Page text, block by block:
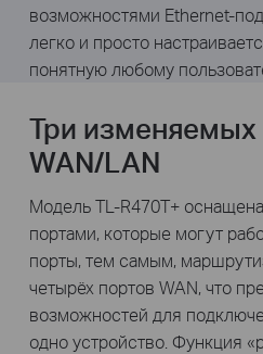
возможностями Ethernet-
легко и просто
понятную любому
Три изменяемых
WAN/LAN
Модель TL-R470T+
портами, которые могут
порты, тем самым,
четырёх портов WAN, что
возможностей для
одно устройство. Функция